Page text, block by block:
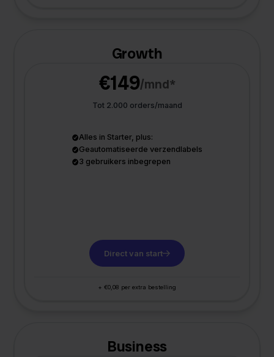
Growth
€149/mnd*
Tot 2.000 orders/maand
Alles in Starter, plus:
Geautomatiseerde verzendlabels
3 gebruikers inbegrepen
Direct van start
+ €0,08 per extra bestelling
Business